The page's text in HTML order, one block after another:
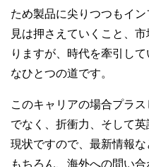
ため製品に尖りつつもイ
見は押さえていくこと、
りますが、時代を牽引し
なひとつの道です。
このキャリアの場合プラ
でなく、折衝力、そして
現状ですので、最新情報
もちろん、海外への問い